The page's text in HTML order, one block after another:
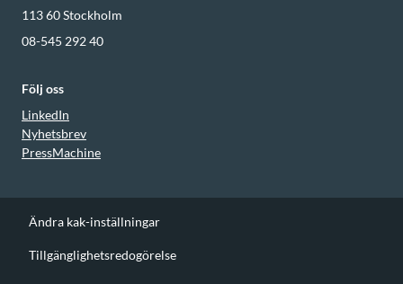
113 60Stockholm
08-545 292 40
Följ oss
LinkedIn
Nyhetsbrev
PressMachine
Ändra kak-inställningar
Tillgänglighetsredogörelse